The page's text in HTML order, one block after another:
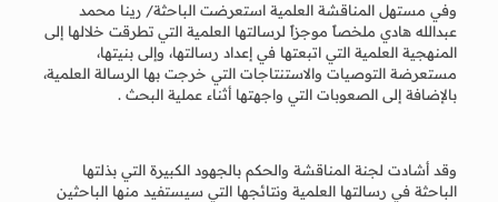
وفي مستهل المناقشة العلمية استعرضت الباحثة/ رينا محمد
عبدالله هادي ملخصاً موجزاً لرسالتها العلمية التي تطرقت خلالها إلى
المنهجية العلمية التي اتبعتها في إعداد رسالتها، وإلى بنيتها،
مستعرضة التوصيات والاستنتاجات التي خرجت بها الرسالة العلمية،
بالإضافة إلى الصعوبات التي واجهتها أثناء عملية البحث .
وقد أشادت لجنة المناقشة والحكم بالجهود الكبيرة التي بذلتها
الباحثة في رسالتها العلمية ونتائجها التي سيستفيد منها الباحثين